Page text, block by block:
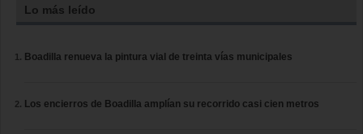
Lo más leído
Boadilla renueva la pintura vial de treinta vías municipales
Los encierros de Boadilla amplían su recorrido casi cien metros